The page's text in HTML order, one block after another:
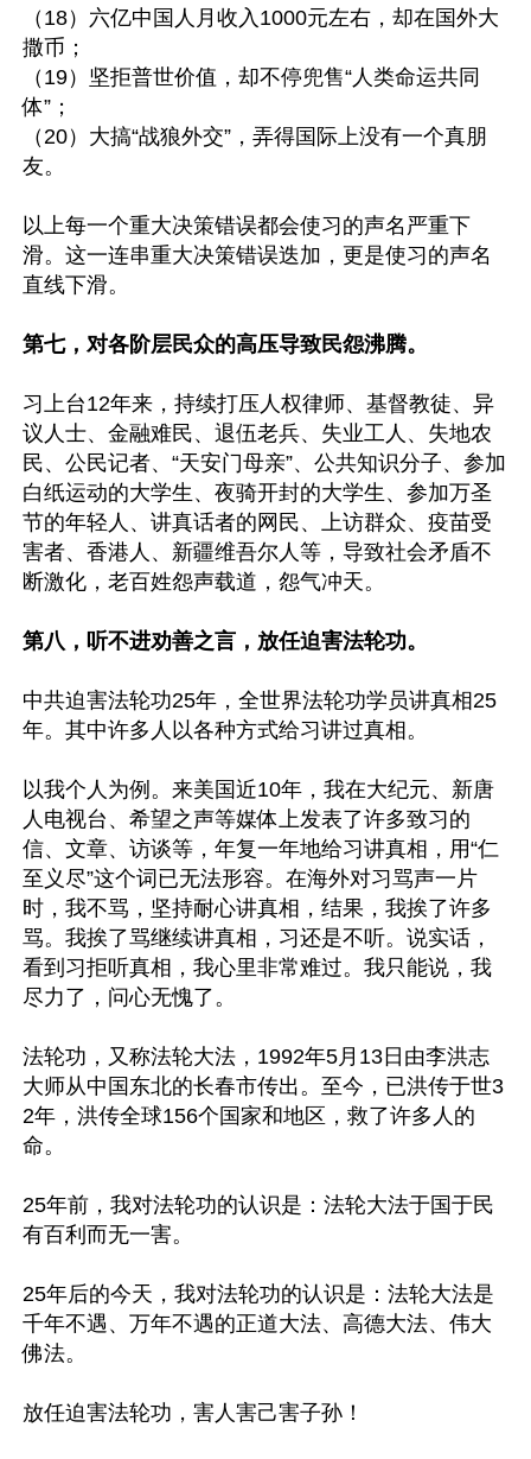
（18）六亿中国人月收入1000元左右，却在国外大
撒币；
（19）坚拒普世价值，却不停兜售“人类命运共同
体”；
（20）大搞“战狼外交”，弄得国际上没有一个真朋
友。
以上每一个重大决策错误都会使习的声名严重下
滑。这一连串重大决策错误迭加，更是使习的声名
直线下滑。
第七，对各阶层民众的高压导致民怨沸腾。
习上台12年来，持续打压人权律师、基督教徒、异
议人士、金融难民、退伍老兵、失业工人、失地农
民、公民记者、“天安门母亲”、公共知识分子、参加
白纸运动的大学生、夜骑开封的大学生、参加万圣
节的年轻人、讲真话者的网民、上访群众、疫苗受
害者、香港人、新疆维吾尔人等，导致社会矛盾不
断激化，老百姓怨声载道，怨气冲天。
第八，听不进劝善之言，放任迫害法轮功。
中共迫害法轮功25年，全世界法轮功学员讲真相25
年。其中许多人以各种方式给习讲过真相。
以我个人为例。来美国近10年，我在大纪元、新唐
人电视台、希望之声等媒体上发表了许多致习的
信、文章、访谈等，年复一年地给习讲真相，用“仁
至义尽”这个词已无法形容。在海外对习骂声一片
时，我不骂，坚持耐心讲真相，结果，我挨了许多
骂。我挨了骂继续讲真相，习还是不听。说实话，
看到习拒听真相，我心里非常难过。我只能说，我
尽力了，问心无愧了。
法轮功，又称法轮大法，1992年5月13日由李洪志
大师从中国东北的长春市传出。至今，已洪传于世3
2年，洪传全球156个国家和地区，救了许多人的
命。
25年前，我对法轮功的认识是：法轮大法于国于民
有百利而无一害。
25年后的今天，我对法轮功的认识是：法轮大法是
千年不遇、万年不遇的正道大法、高德大法、伟大
佛法。
放任迫害法轮功，害人害己害子孙！